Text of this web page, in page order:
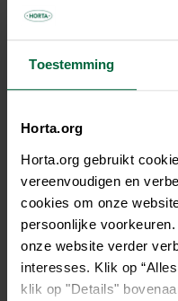
Toestemming
Horta.org
Horta.org gebruikt
vereenvoudigen en
cookies om onze
persoonlijke
onze website verder
interesses. Klik op
klik op "Details"
0,00 €
Tous les magasins